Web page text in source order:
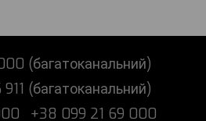
(багатоканальний)
(багатоканальний)
+38 099 21 69 000